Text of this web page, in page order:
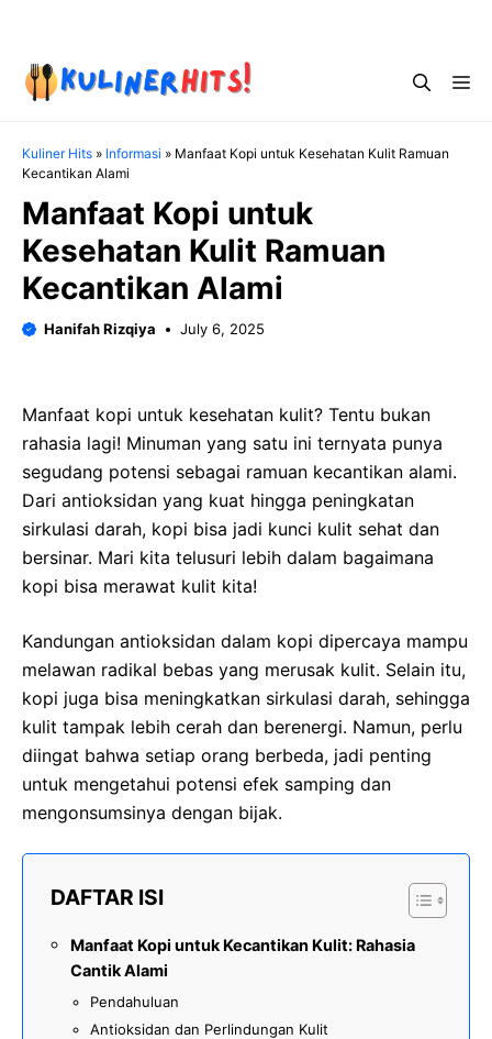
content
Kuliner Hits » Informasi » Manfaat Kopi untuk Kesehatan Kulit Ramuan
Kecantikan Alami
Manfaat Kopi untuk
Kesehatan Kulit Ramuan
Kecantikan Alami
Hanifah Rizqiya July 6, 2025
Manfaat kopi untuk kesehatan kulit? Tentu bukan
rahasia lagi! Minuman yang satu ini ternyata punya
segudang potensi sebagai ramuan kecantikan alami.
Dari antioksidan yang kuat hingga peningkatan
sirkulasi darah, kopi bisa jadi kunci kulit sehat dan
bersinar. Mari kita telusuri lebih dalam bagaimana
kopi bisa merawat kulit kita!
Kandungan antioksidan dalam kopi dipercaya mampu
melawan radikal bebas yang merusak kulit. Selain itu,
kopi juga bisa meningkatkan sirkulasi darah, sehingga
kulit tampak lebih cerah dan berenergi. Namun, perlu
diingat bahwa setiap orang berbeda, jadi penting
untuk mengetahui potensi efek samping dan
mengonsumsinya dengan bijak.
DAFTAR ISI
Manfaat Kopi untuk Kecantikan Kulit: Rahasia
Cantik Alami
Pendahuluan
Antioksidan dan Perlindungan Kulit